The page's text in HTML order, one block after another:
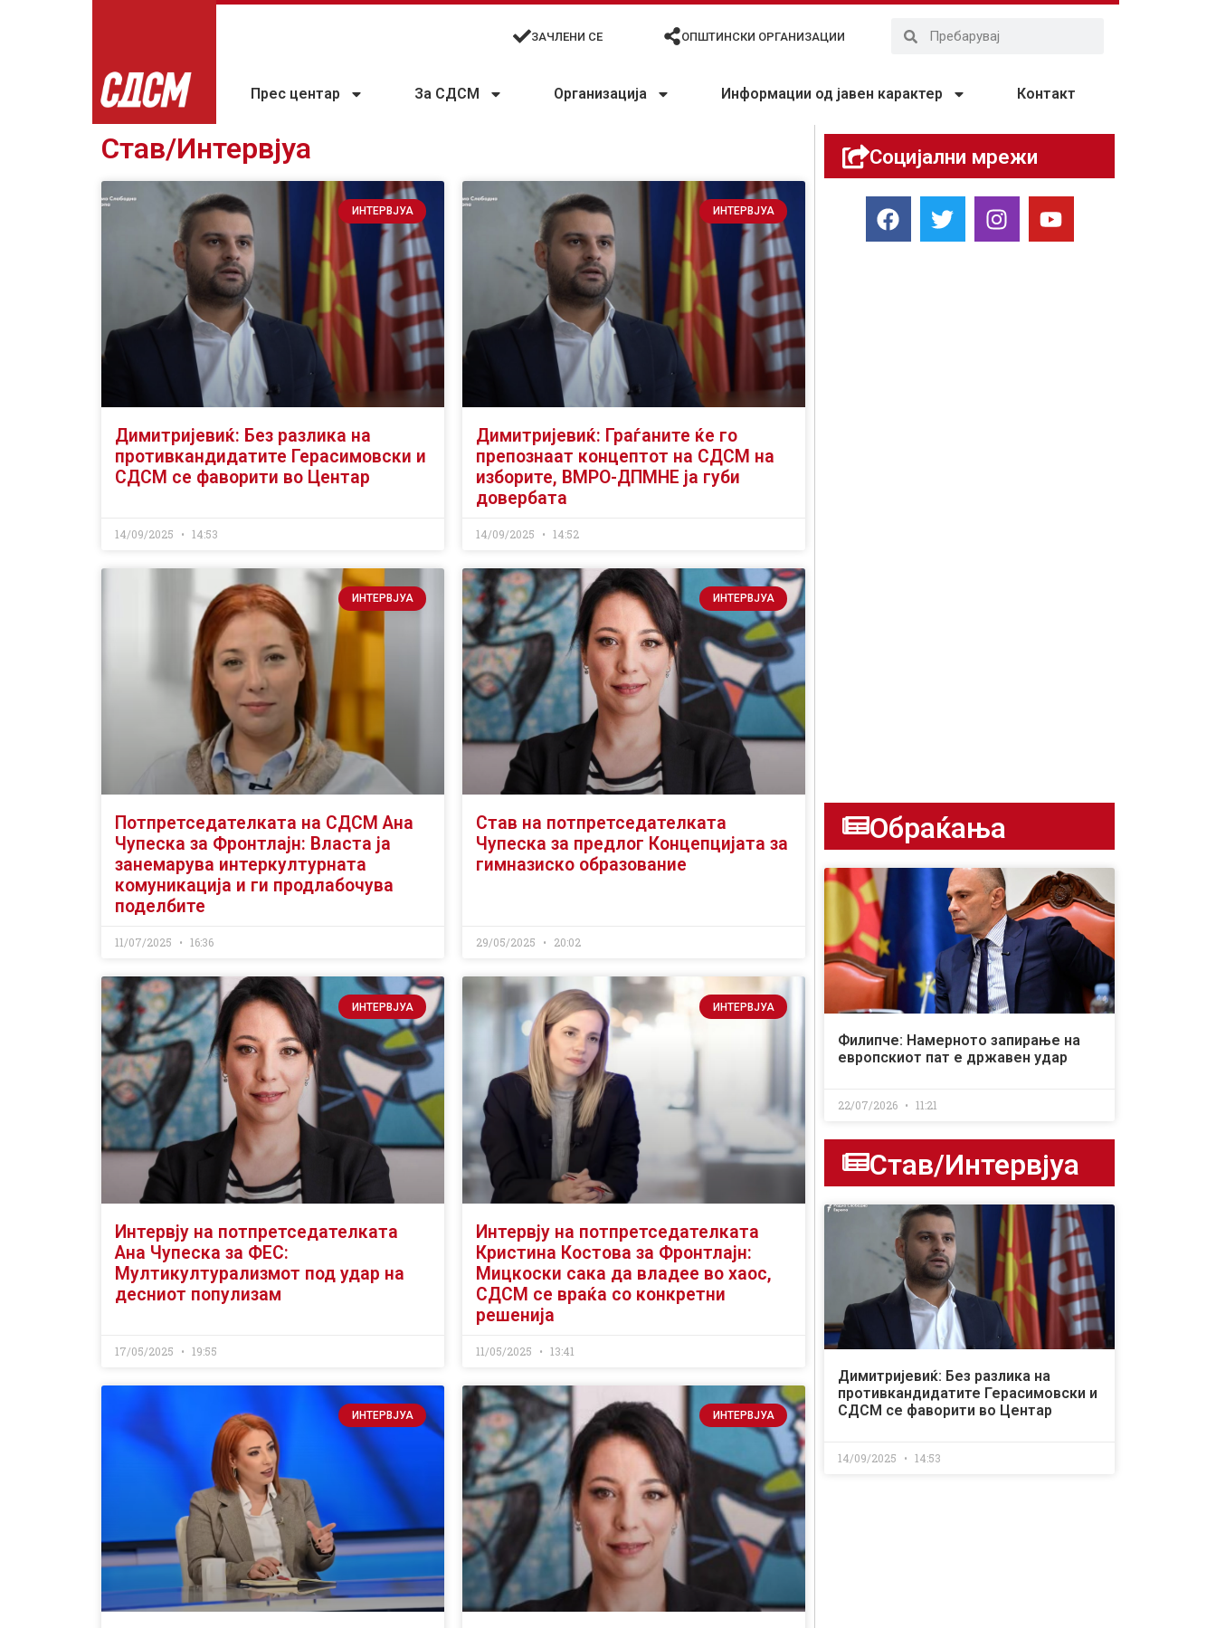
ЗАЧЛЕНИ СЕ ОПШТИНСКИ ОРГАНИЗАЦИИ
Прес центар За СДСМ Организација Информации од јавен карактер Контакт
Став/Интервјуа
ИНТЕРВЈУА
Димитријевиќ: Без разлика на
противкандидатите Герасимовски и
СДСМ се фаворити во Центар
14/09/2025 14:53
ИНТЕРВЈУА
Димитријевиќ: Граѓаните ќе го
препознаат концептот на СДСМ на
изборите, ВМРО-ДПМНЕ ја губи
довербата
14/09/2025 14:52
ИНТЕРВЈУА
Потпретседателката на СДСМ Ана
Чупеска за Фронтлајн: Власта ја
занемарува интеркултурната
комуникација и ги продлабочува
поделбите
11/07/2025 16:36
ИНТЕРВЈУА
Став на потпретседателката
Чупеска за предлог Концепцијата за
гимназиско образование
29/05/2025 20:02
ИНТЕРВЈУА
Интервју на потпретседателката
Ана Чупеска за ФЕС:
Мултикултурализмот под удар на
десниот популизам
17/05/2025 19:55
ИНТЕРВЈУА
Интервју на потпретседателката
Кристина Костова за Фронтлајн:
Мицкоски сака да владее во хаос,
СДСМ се враќа со конкретни
решенија
11/05/2025 13:41
ИНТЕРВЈУА ИНТЕРВЈУА
Социјални мрежи
Обраќања
Филипче: Намерното запирање на
европскиот пат е државен удар
22/07/2026 11:21
Став/Интервјуа
Димитријевиќ: Без разлика на
противкандидатите Герасимовски и
СДСМ се фаворити во Центар
14/09/2025 14:53